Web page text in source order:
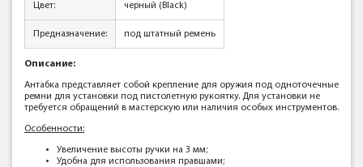
Цвет: черный (Black)
Предназначение: под штатный ремень
Описание:
Антабка представляет собой крепление для оружия под одноточечные
ремни для установки под пистолетную рукоятку. Для установки не
требуется обращений в мастерскую или наличия особых инструментов.
Особенности:
Увеличение высоты ручки на 3 мм;
Удобна для использования правшами;